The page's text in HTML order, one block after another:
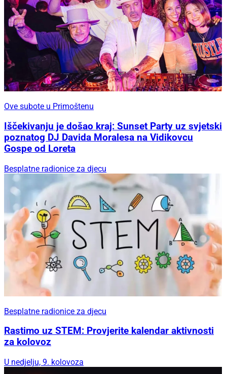
Ove subote u Primoštenu
Iščekivanju je došao kraj: Sunset Party uz svjetski
poznatog DJ Davida Moralesa na Vidikovcu
Gospe od Loreta
Besplatne radionice za djecu
Besplatne radionice za djecu
Rastimo uz STEM: Provjerite kalendar aktivnosti
za kolovoz
U nedjelju, 9. kolovoza